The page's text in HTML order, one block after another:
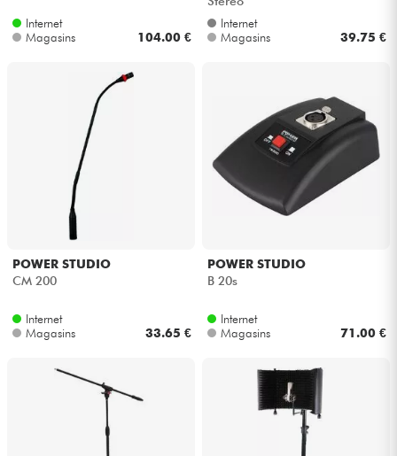
Internet
Magasins
104.00 €
Internet
Magasins
39.75 €
POWER STUDIO
CM 200
Internet
Magasins
33.65 €
POWER STUDIO
B 20s
Internet
Magasins
71.00 €